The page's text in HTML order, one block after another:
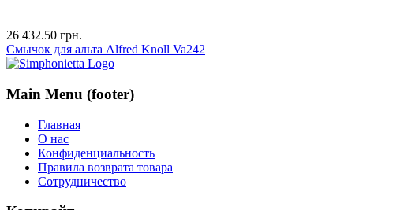
26 432.50 грн.
Смычок для альта Alfred Knoll Va242
Main Menu (footer)
Главная
О нас
Конфиденциальность
Правила возврата товара
Сотрудничество